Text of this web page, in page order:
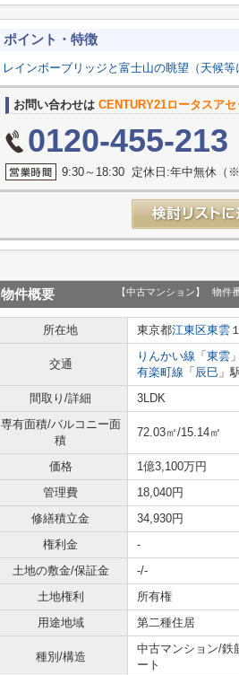
ポイント・特徴
レインボーブリッジと富士山の眺望（天候等
お問い合わせは CENTURY21ロータスア
0120-455-213
9:30～18:30 定休日:年中無休（※
物件概要 【中古マンション】 物件
所在地 東京都江東区東雲
交通
りんかい線 「 東雲
有楽町線 「 辰巳 」
間取り/詳細
3LDK
専有面積/バルコニー面
積
72.03㎡/15.14㎡
価格
1億3,100万円
管理費
18,040円
修繕積立金
34,930円
権利金
-
土地の敷金/保証金
-/-
土地権利
所有権
用途地域
第二種住居
種別/構造
中古マンション/鉄
ート